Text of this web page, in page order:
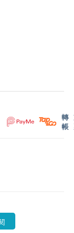
鬆。
狀和結構是否存在
及公眾假期。
別化驗項目所
要求講解,需另
所有報告一律
外索取報告複
行政費。註
療用途,如需
。
及 卓紀保健有
轉
帳